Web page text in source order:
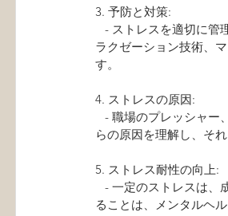
3. 予防と対策:
ラクゼーション技術、
す。
4. ストレスの原因:
らの原因を理解し、そ
5. ストレス耐性の向上:
ることは、メンタルヘ